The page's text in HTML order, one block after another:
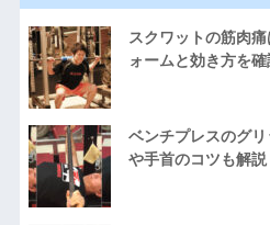
スクワットの筋肉
ォームと効き方を確
ベンチプレスのグ
や手首のコツも解説